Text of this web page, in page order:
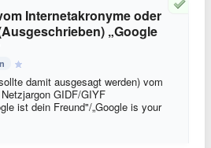
Internetakronyme oder
„Google
damit ausgesagt werden) vom
GIDF/GIYF
ist dein Freund"/„Google is your